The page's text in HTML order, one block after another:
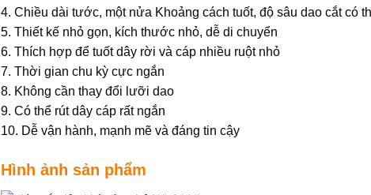
4. Chiều dài tước, một nửa Khoảng cách tuốt, độ sâu dao cắt có
5. Thiết kế nhỏ gọn, kích thước nhỏ, dễ di chuyển
6. Thích hợp để tuốt dây rời và cáp nhiều ruột nhỏ
7. Thời gian chu kỳ cực ngắn
8. Không cần thay đổi lưỡi dao
9. Có thể rút dây cáp rất ngắn
10. Dễ vận hành, mạnh mẽ và đáng tin cậy
Hình ảnh sản phẩm